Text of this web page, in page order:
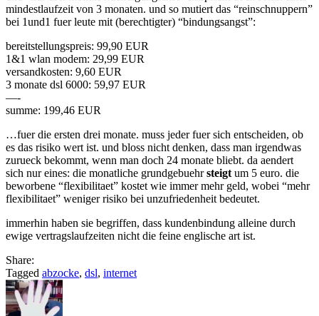
mindestlaufzeit von 3 monaten. und so mutiert das “reinschnuppern”
bei 1und1 fuer leute mit (berechtigter) “bindungsangst”:
bereitstellungspreis: 99,90 EUR
1&1 wlan modem: 29,99 EUR
versandkosten: 9,60 EUR
3 monate dsl 6000: 59,97 EUR
—-
summe: 199,46 EUR
…fuer die ersten drei monate. muss jeder fuer sich entscheiden, ob
es das risiko wert ist. und bloss nicht denken, dass man irgendwas
zurueck bekommt, wenn man doch 24 monate bliebt. da aendert
sich nur eines: die monatliche grundgebuehrsteigt um 5 euro. die
beworbene “flexibilitaet” kostet wie immer mehr geld, wobei “mehr
flexibilitaet” weniger risiko bei unzufriedenheit bedeutet.
immerhin haben sie begriffen, dass kundenbindung alleine durch
ewige vertragslaufzeiten nicht die feine englische art ist.
Share:
Tagged abzocke, dsl, internet